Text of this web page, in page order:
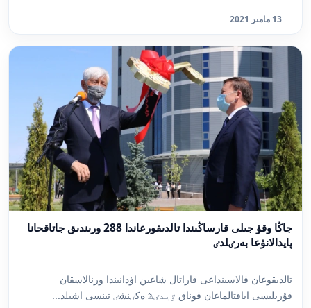
13 مامىر 2021
جاڭا وقۋ جىلى قارساڭىندا تالدىقورعاندا 288 ورىندىق جاتاقحانا
پايدالانۋعا بەرٸلدٸ
تالدىقوعان قالاسىنداعى قاراتال شاعىن اۋدانىندا ورنالاسقان
قۇرىلىسى اياقتالماعان قوناق ٷيدٸڭ ەكٸنشٸ تىنسى اشىلد...